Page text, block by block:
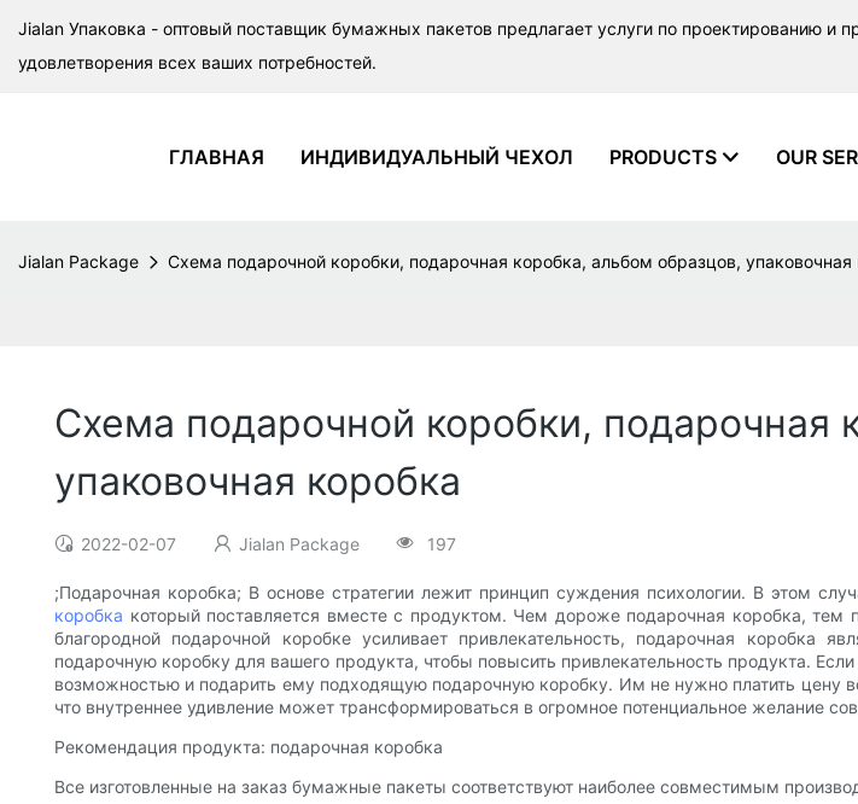
Jialan Упаковка - оптовый поставщик бумажных пакетов предлагает услуги по проектированию и
удовлетворения всех ваших потребностей.
ГЛАВНАЯ ИНДИВИДУАЛЬНЫЙ ЧЕХОЛ PRODUCTS OUR
Jialan Package Схема подарочной коробки, подарочная коробка, альбом образцов, упаковочная
Схема подарочной коробки, подарочная
упаковочная коробка
2022-02-07 Jialan Package 197
;Подарочная коробка; В основе стратегии лежит принцип суждения психологии. В этом
коробка который поставляется вместе с продуктом. Чем дороже подарочная коробка,
благородной подарочной коробке усиливает привлекательность, подарочная
подарочную коробку для вашего продукта, чтобы повысить привлекательность продукта.
возможностью и подарить ему подходящую подарочную коробку. Им не нужно платить цену
что внутреннее удивление может трансформироваться в огромное потенциальное желание
Рекомендация продукта: подарочная коробка
Все изготовленные на заказ бумажные пакеты соответствуют наиболее совместимым